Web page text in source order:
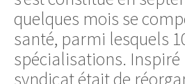
quelques mois se
santé, parmi lesquels
spécialisations. Inspiré
syndicat était de